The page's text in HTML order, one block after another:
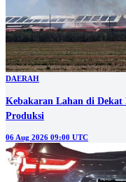
DAERAH
Kebakaran Lahan di Dekat
Produksi
06 Aug 2026 09:00 UTC